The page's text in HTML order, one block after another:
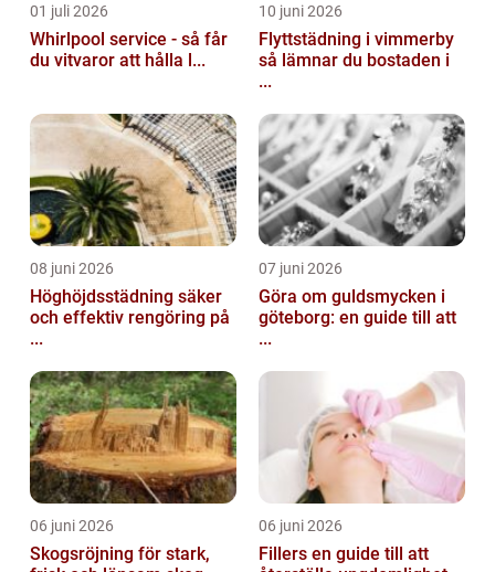
01 juli 2026
Whirlpool service - så får
du vitvaror att hålla l...
10 juni 2026
Flyttstädning i vimmerby
så lämnar du bostaden i
...
08 juni 2026
Höghöjdsstädning säker
och effektiv rengöring på
...
07 juni 2026
Göra om guldsmycken i
göteborg: en guide till att
...
06 juni 2026
Skogsröjning för stark,
06 juni 2026
Fillers en guide till att